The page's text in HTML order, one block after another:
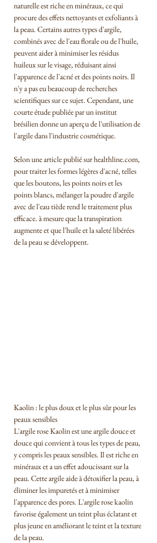
naturelle est riche en minéraux, ce qui
procure des effets nettoyants et exfoliants à
la peau. Certains autres types d'argile,
combinés avec de l'eau florale ou de l'huile,
peuvent aider à minimiser les résidus
huileux sur le visage, réduisant ainsi
l'apparence de l'acné et des points noirs. Il
n'y a pas eu beaucoup de recherches
scientifiques sur ce sujet. Cependant, une
courte étude publiée par un institut
brésilien donne un aperçu de l'utilisation de
l'argile dans l'industrie cosmétique.
Selon une article publié sur healthline.com,
pour traiter les formes légères d'acné, telles
que les boutons, les points noirs et les
points blancs, mélanger la poudre d'argile
avec de l'eau tiède rend le traitement plus
efficace. à mesure que la transpiration
augmente et que l'huile et la saleté libérées
de la peau se développent.
Kaolin : le plus doux et le plus sûr pour les
peaux sensibles
L'argile rose Kaolin est une argile douce et
douce qui convient à tous les types de peau,
y compris les peaux sensibles. Il est riche en
minéraux et a un effet adoucissant sur la
peau. Cette argile aide à détoxifier la peau, à
éliminer les impuretés et à minimiser
l'apparence des pores. L'argile rose kaolin
favorise également un teint plus éclatant et
plus jeune en améliorant le teint et la texture
de la peau.